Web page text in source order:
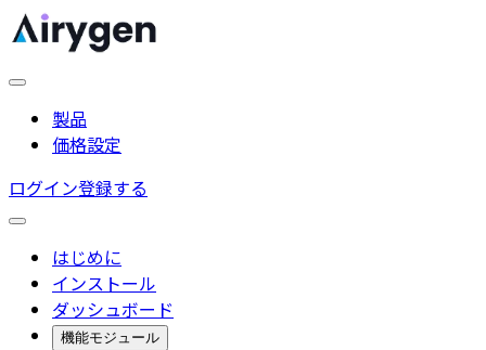
製品
価格設定
ログイン登録する
はじめに
インストール
ダッシュボード
機能モジュール